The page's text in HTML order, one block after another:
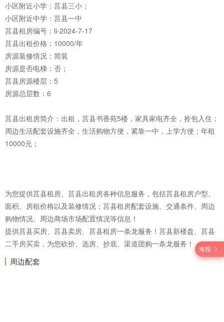
海报
小区附近小学：莒县三小；
小区附近中学：莒县一中
莒县租房编号：li-2024-7-17
莒县出租价格：10000/年
房源装修情况：简装
房源是否电梯：否；
莒县房源楼层：5
房源总层数：6
莒县出租房简介：出租，莒县书香苑5楼，家具家电齐全，拎包入住；
周边生活配套设施齐全，生活购物方便，紧靠一中，上学方便；年租
10000元；
为您提供莒县租房、莒县出租房各种信息服务，包括莒县租房户型、
面积、房租价格以及装修情况；莒县租房配套设施、交通条件、周边
购物情况、周边商场市场配置情况等信息！
提供莒县买房、莒县卖房、莒县租房一条龙服务！莒县新楼盘、莒县
二手房买卖，为您砍价、选房、抄底、渠道团购一条龙服务！
周边配套